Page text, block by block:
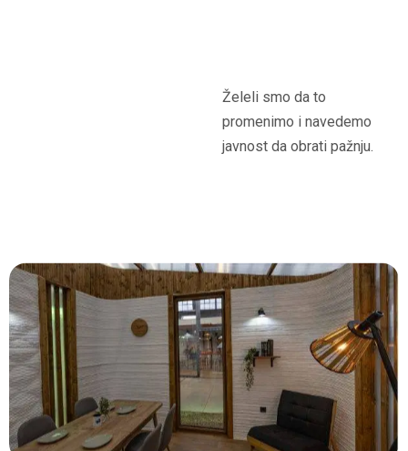
Želeli smo da to
promenimo i navedemo
javnost da obrati pažnju.